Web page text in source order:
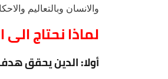
والانسان وبالتعاليم
لماذا نحتاج الى
أولا: الدين يحقق